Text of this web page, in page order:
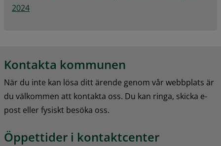
2024
Kontakta kommunen
När du inte kan lösa ditt ärende genom vår webbplats är
du välkommen att kontakta oss. Du kan ringa, skicka e-
post eller fysiskt besöka oss.
Öppettider i kontaktcenter